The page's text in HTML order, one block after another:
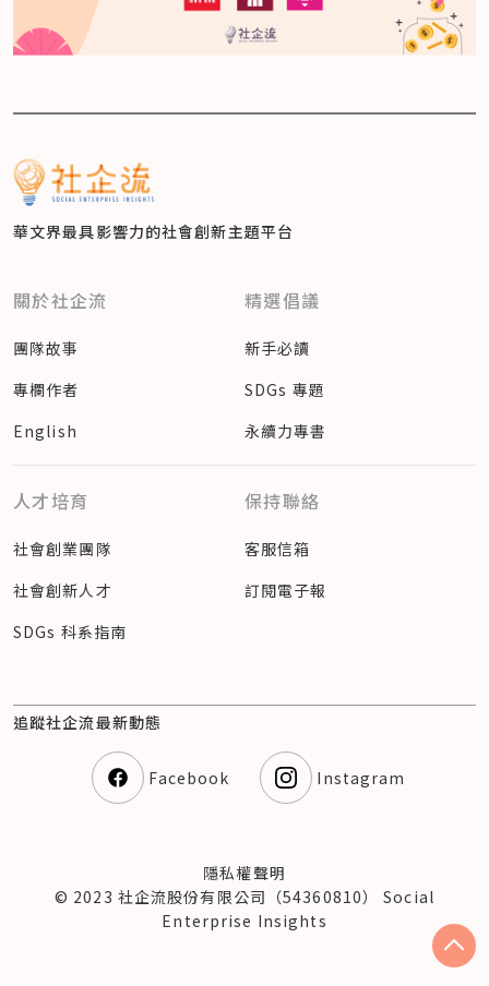
華文界最具影響力的社會創新主題平台
關於社企流
團隊故事
專欄作者
English
精選倡議
新手必讀
SDGs 專題
永續力專書
人才培育
社會創業團隊
社會創新人才
SDGs 科系指南
保持聯絡
客服信箱
訂閱電子報
追蹤社企流最新動態
Facebook Instagram
隱私權聲明
© 2023 社企流股份有限公司（54360810） Social
Enterprise Insights